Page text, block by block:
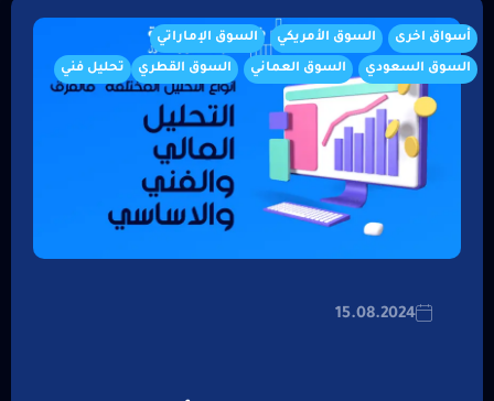
أسواق اخرى السوق الأمريكي السوق الإماراتي
السوق السعودي السوق العماني السوق القطري تحليل فني
15.08.2024